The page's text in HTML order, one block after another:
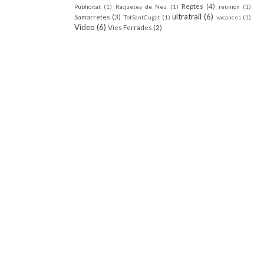
Publicitat (1) Raquetes de Neu (1) Reptes (4) reunión (1)
Samarretes (3) TotSantCugat (1) ultratrail (6) vacances (1)
Vídeo (6) Vies Ferrades (2)